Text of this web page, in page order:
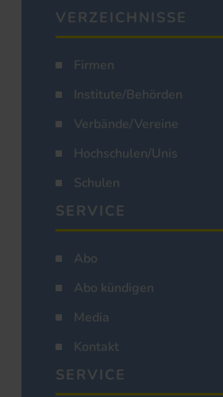
VERZEICHNISSE
Firmen
Institute/Behörden
Verbände/Vereine
Hochschulen/Unis
Schulen
SERVICE
Abo
Abo kündigen
Media
Kontakt
SERVICE